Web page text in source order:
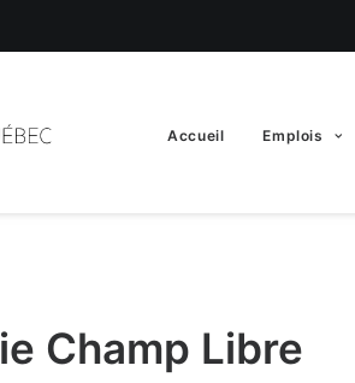
Accueil Emplois
Champ Libre